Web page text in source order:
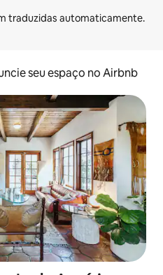
seu espaço no Airbnb